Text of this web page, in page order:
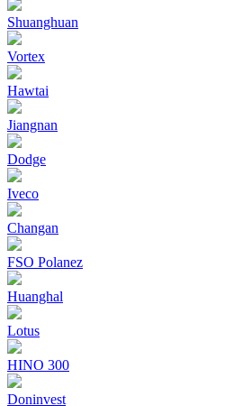
Shuanghuan
Vortex
Hawtai
Jiangnan
Dodge
Iveco
Changan
FSO Polanez
Huanghal
Lotus
HINO 300
Doninvest